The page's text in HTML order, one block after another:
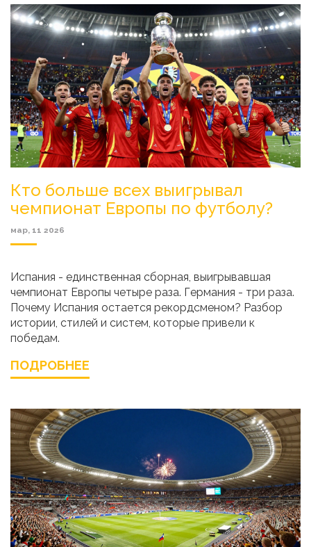
Кто больше всех выигрывал
чемпионат Европы по футболу?
мар, 11 2026
Испания - единственная сборная, выигрывавшая
чемпионат Европы четыре раза. Германия - три раза.
Почему Испания остается рекордсменом? Разбор
истории, стилей и систем, которые привели к
победам.
ПОДРОБНЕЕ